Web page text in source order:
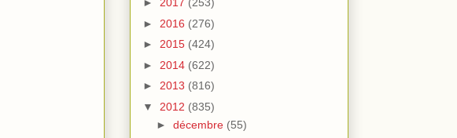
► 2017 (253)
► 2016 (276)
► 2015 (424)
► 2014 (622)
► 2013 (816)
▼ 2012 (835)
► décembre (55)